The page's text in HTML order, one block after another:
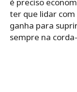
ter que lidar
ganha para
sempre na